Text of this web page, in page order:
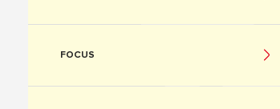
FOCUS